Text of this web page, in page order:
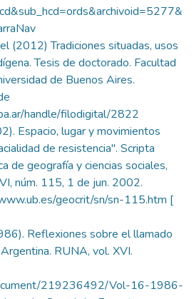
(2012) Tradiciones situadas, usos
Tesis de doctorado. Facultad
de Buenos Aires.
handle/filodigital/2822
Espacio, lugar y movimientos
de resistencia". Scripta
de geografía y ciencias sociales,
núm. 115, 1 de jun. 2002.
geocrit/sn/sn-115.htm [
Reflexiones sobre el llamado
RUNA, vol. XVI.
219236492/Vol-16-1986-